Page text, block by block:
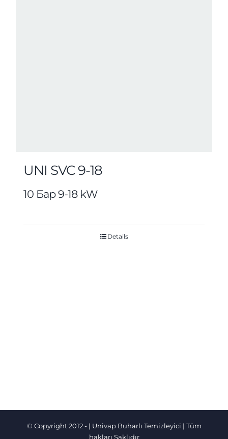
UNI SVC 9-18
10 Бар 9-18 kW
Details
© Copyright 2012 - | Univap Buharlı Temizleyici | Tüm
hakları Saklıdır